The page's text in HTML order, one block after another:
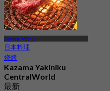
Central World
日本料理
烧烤
Kazama Yakiniku
CentralWorld
最新